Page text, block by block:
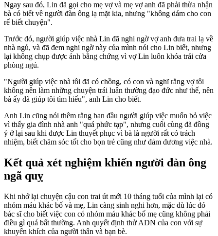
Ngay sau đó, Lin đã gọi cho mẹ vợ và mẹ vợ anh đã phải thừa nhận
bà có biết về người đàn ông lạ mặt kia, nhưng "không dám cho con
rể biết chuyện".
Trước đó, người giúp việc nhà Lin đã nghi ngờ vợ anh đưa trai lạ về
nhà ngủ, và đã đem nghi ngờ này của mình nói cho Lin biết, nhưng
lại không chụp được ảnh bằng chứng vì vợ Lin luôn khóa trái cửa
phòng ngủ.
"Người giúp việc nhà tôi đã có chồng, có con và nghĩ rằng vợ tôi
không nên làm những chuyện trái luân thường đạo đức như thế, nên
bà ấy đã giúp tôi tìm hiểu", anh Lin cho biết.
Anh Lin cũng nói thêm rằng ban đầu người giúp việc muốn bỏ việc
vì thấy gia đình nhà anh "quá phức tạp", nhưng cuối cùng đã đồng
ý ở lại sau khi được Lin thuyết phục vì bà là người rất có trách
nhiệm, biết chăm sóc tốt cho bọn trẻ cũng như đảm đương việc nhà.
Kết quả xét nghiệm khiến người đàn ông
ngã quỵ
Khi nhớ lại chuyện cậu con trai út mới 10 tháng tuổi của mình lại có
nhóm máu khác bố và mẹ, Lin càng sinh nghi hơn, mặc dù lúc đó
bác sĩ cho biết việc con có nhóm máu khác bố mẹ cũng không phải
điều gì quá bất thường. Anh quyết định thử ADN của con với sự
khuyến khích của người thân và bạn bè.